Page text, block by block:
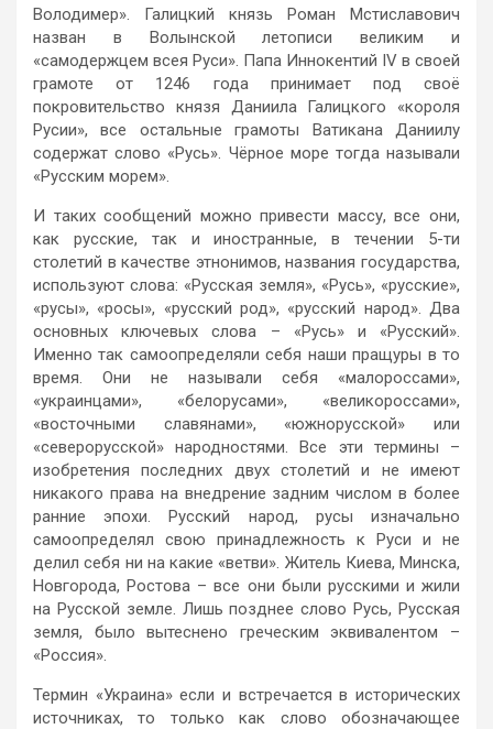
Володимер». Галицкий князь Роман Мстиславович
назван в Волынской летописи великим и
«самодержцем всея Руси». Папа Иннокентий IV в своей
грамоте от 1246 года принимает под своё
покровительство князя Даниила Галицкого «короля
Русии», все остальные грамоты Ватикана Даниилу
содержат слово «Русь». Чёрное море тогда называли
«Русским морем».
И таких сообщений можно привести массу, все они,
как русские, так и иностранные, в течении 5-ти
столетий в качестве этнонимов, названия государства,
используют слова: «Русская земля», «Русь», «русские»,
«русы», «росы», «русский род», «русский народ». Два
основных ключевых слова – «Русь» и «Русский».
Именно так самоопределяли себя наши пращуры в то
время. Они не называли себя «малороссами»,
«украинцами», «белорусами», «великороссами»,
«восточными славянами», «южнорусской» или
«северорусской» народностями. Все эти термины –
изобретения последних двух столетий и не имеют
никакого права на внедрение задним числом в более
ранние эпохи. Русский народ, русы изначально
самоопределял свою принадлежность к Руси и не
делил себя ни на какие «ветви». Житель Киева, Минска,
Новгорода, Ростова – все они были русскими и жили
на Русской земле. Лишь позднее слово Русь, Русская
земля, было вытеснено греческим эквивалентом –
«Россия».
Термин «Украина» если и встречается в исторических
источниках, то только как слово обозначающее